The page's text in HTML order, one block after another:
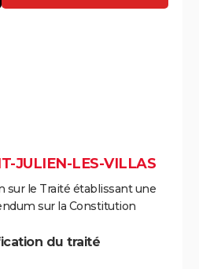
JULIEN-LES-VILLAS
sur le Traité établissant une
sur la Constitution
du traité